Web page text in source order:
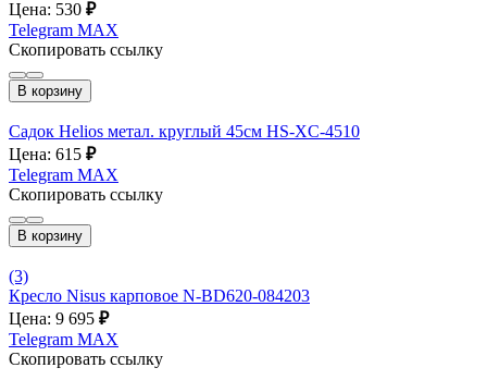
Цена: 530 ₽
Telegram MAX
Скопировать ссылку
В корзину
Садок Helios метал. круглый 45см HS-XC-4510
Цена: 615 ₽
Telegram MAX
Скопировать ссылку
В корзину
(3)
Кресло Nisus карповое N-BD620-084203
Цена: 9 695 ₽
Telegram MAX
Скопировать ссылку